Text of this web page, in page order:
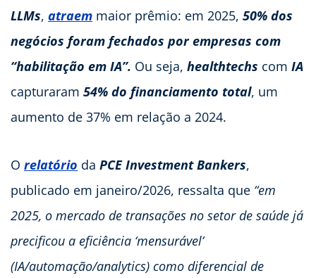
LLMs, atraem maior prêmio: em 2025, 50% dos
negócios foram fechados por empresas com
“habilitação em IA”. Ou seja, healthtechs com IA
capturaram 54% do financiamento total, um
aumento de 37% em relação a 2024.
O relatório da PCE Investment Bankers,
publicado em janeiro/2026, ressalta que “em
2025, o mercado de transações no setor de saúde já
precificou a eficiência ‘mensurável’
(IA/automação/analytics) como diferencial de